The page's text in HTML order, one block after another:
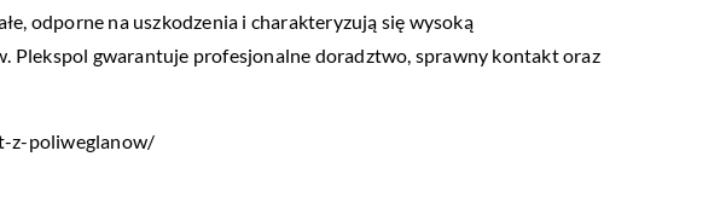
odporne na uszkodzenia i charakteryzują się wysoką
Plekspol gwarantuje profesjonalne doradztwo, sprawny kontakt oraz
z-poliweglanow/